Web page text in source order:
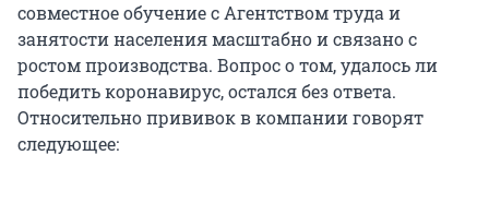
совместное обучение с Агентством труда и
занятости населения масштабно и связано с
ростом производства. Вопрос о том, удалось ли
победить коронавирус, остался без ответа.
Относительно прививок в компании говорят
следующее: